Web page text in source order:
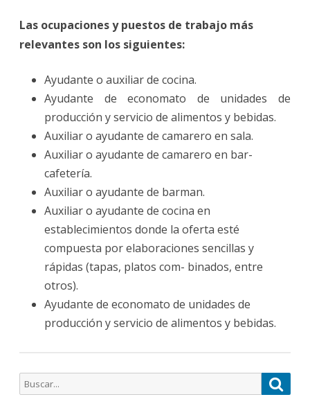
Las ocupaciones y puestos de trabajo más
relevantes son los siguientes:
Ayudante o auxiliar de cocina.
Ayudante de economato de unidades de
producción y servicio de alimentos y bebidas.
Auxiliar o ayudante de camarero en sala.
Auxiliar o ayudante de camarero en bar-
cafetería.
Auxiliar o ayudante de barman.
Auxiliar o ayudante de cocina en
establecimientos donde la oferta esté
compuesta por elaboraciones sencillas y
rápidas (tapas, platos com- binados, entre
otros).
Ayudante de economato de unidades de
producción y servicio de alimentos y bebidas.
Buscar
por: